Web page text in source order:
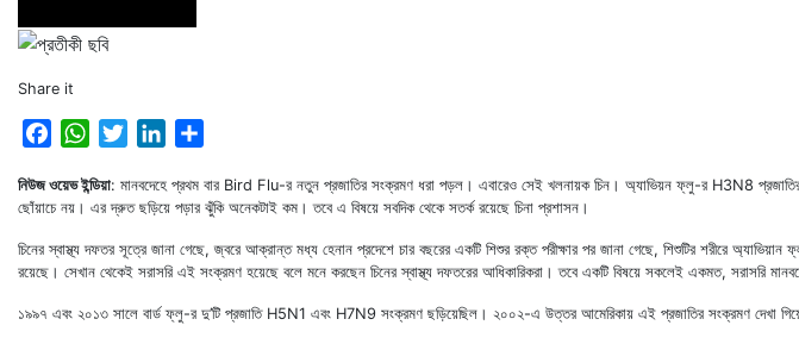
Share it
FacebookWhatsApp
TwitterLinkedIn
নিউজ ওয়েভ ইন্ডিয়া: মানবদেহে প্রথম বার Bird Flu-র নতুন প্রজাতির সংক্রমণ ধরা পড়ল। এবারেও সেই খলনায়ক চিন। অ্যাভিয়ন ফ্লু-র H3N8 প্রজাতির
ছোঁয়াচে নয়। এর দ্রুত ছড়িয়ে পড়ার ঝুঁকি অনেকটাই কম। তবে এ বিষয়ে সবদিক থেকে সতর্ক রয়েছে চিনা প্রশাসন।
চিনের স্বাস্থ্য দফতর সূত্রে জানা গেছে, জ্বরে আক্রান্ত মধ্য হেনান প্রদেশে চার বছরের একটি শিশুর রক্ত পরীক্ষার পর জানা গেছে, শিশুটির শরীরে
রয়েছে। সেখান থেকেই সরাসরি এই সংক্রমণ হয়েছে বলে মনে করছেন চিনের স্বাস্থ্য দফতরের আধিকারিকরা। তবে একটি বিষয়ে সকলেই একমত, সরাসরি
১৯৯৭ এবং ২০১৩ সালে বার্ড ফ্লু-র দু’টি প্রজাতি H5N1 এবং H7N9 সংক্রমণ ছড়িয়েছিল। ২০০২-এ উত্তর আমেরিকায় এই প্রজাতির সংক্রমণ দেখা